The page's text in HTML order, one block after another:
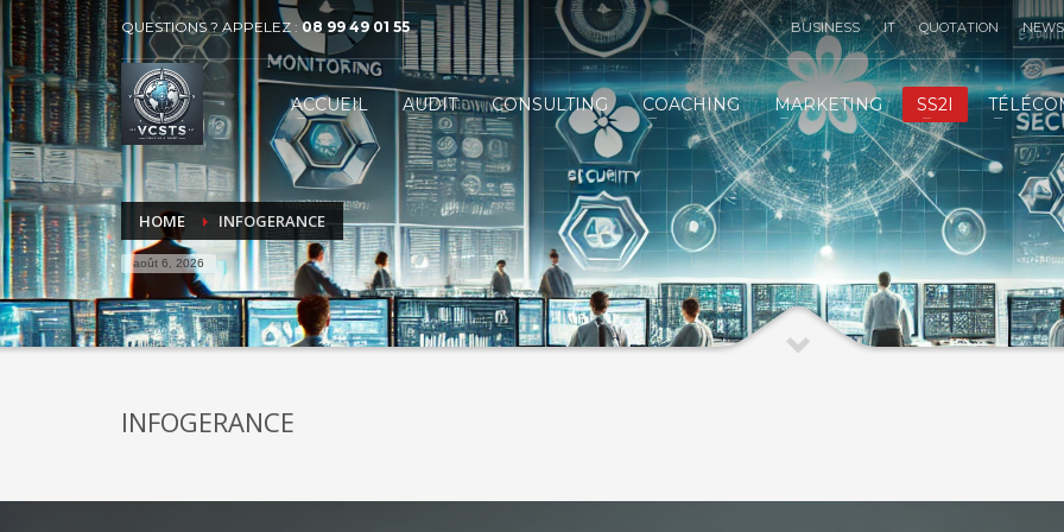
VECTEUR COMMUNICATION SERVICES TÉLÉMARKETING STRATÉGIE
1 BUSINESS MARKET 2 ITINFRASTRUCTURE 3 ITSERVICES
Contactez-nous par téléphone au 08 99 49 01 55 ou par email :contact@vcsts.com|VCSTS F.A.Q| Merci !
QUESTIONS ? APPELEZ : 08 99 49 01 55 BUSINESS IT QUOTATION NEWS
ACCUEIL AUDIT CONSULTING COACHING MARKETING SS2I
HOME INFOGERANCE
août 6, 2026
INFOGERANCE